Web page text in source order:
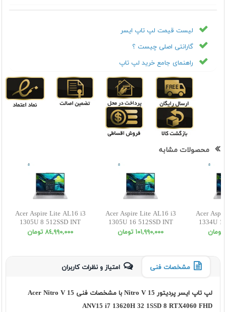
لیست قیمت لپ تاپ ايسر
گارانتی اصلی چیست ؟
راهنمای جامع خرید لپ تاپ
محصولات مشابه
Acer Aspire Lite AL16 i3
1305U 8 512SSD INT
WUXGA
٨٤,٩٩٠,٠٠٠ تومان
Acer Aspire Lite AL16 i3
1305U 16 512SSD INT
WUXGA
١٠١,٩٩٠,٠٠٠ تومان
Acer
1334U
مشخصات فنی امتیاز و نظرات کاربران
لپ تاپ ایسر پردیتور Nitro V 15 با مشخصات فنی Acer Nitro V 15
ANV15 i7 13620H 32 1SSD 8 RTX4060 FHD